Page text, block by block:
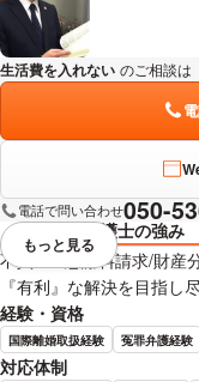
生活費を入れない のご相談は
電話で問い合わせ050-
弁護士の強み
不貞/DV/慰謝料請求/財産
『有利』な解決を目指し
経験・資格
国際離婚取扱経験 冤罪弁護経験
対応体制
視覚的に省略されて
もっと見る